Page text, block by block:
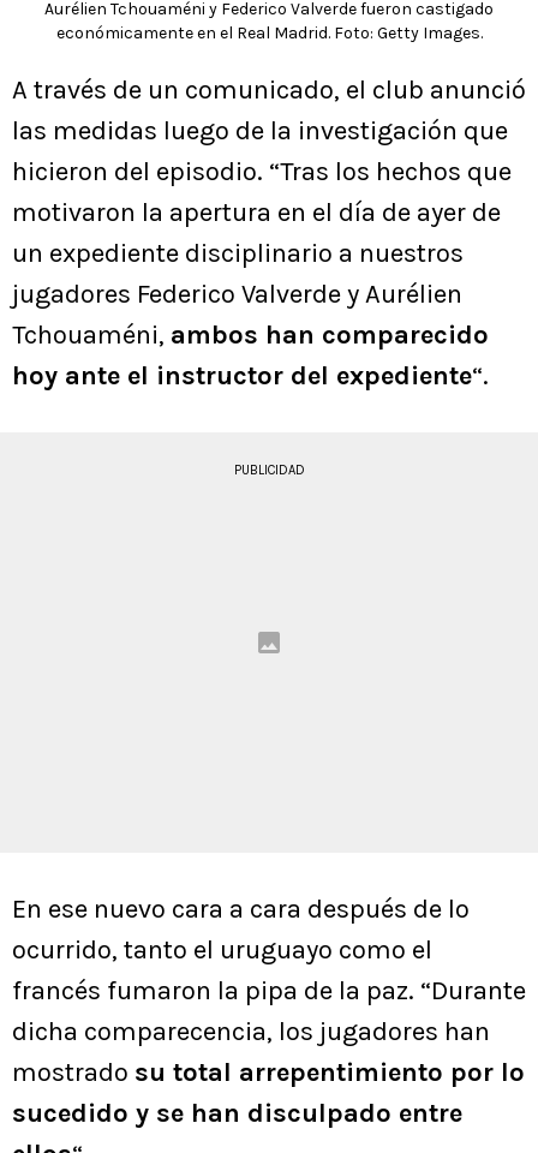
Aurélien Tchouaméni y Federico Valverde fueron castigado
económicamente en el Real Madrid. Foto: Getty Images.
A través de un comunicado, el club anunció
las medidas luego de la investigación que
hicieron del episodio. “Tras los hechos que
motivaron la apertura en el día de ayer de
un expediente disciplinario a nuestros
jugadores Federico Valverde y Aurélien
Tchouaméni, ambos han comparecido
hoy ante el instructor del expediente“.
PUBLICIDAD
En ese nuevo cara a cara después de lo
ocurrido, tanto el uruguayo como el
francés fumaron la pipa de la paz. “Durante
dicha comparecencia, los jugadores han
mostrado su total arrepentimiento por lo
sucedido y se han disculpado entre